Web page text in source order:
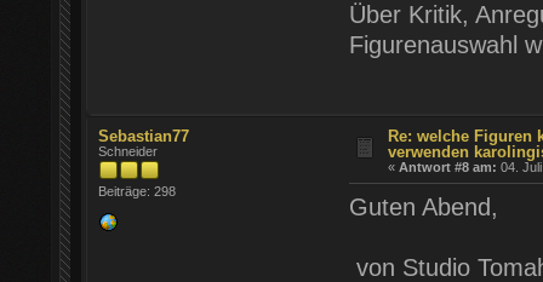
Über Kritik,
Figurenauswahl
Sebastian77
Schneider
Beiträge: 298
Re: welche Figuren
verwenden
«Antwort #8 am: 04.
Guten Abend,
von Studio